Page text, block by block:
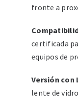
fronte a
certificada
equipos de
Versión con
lente de